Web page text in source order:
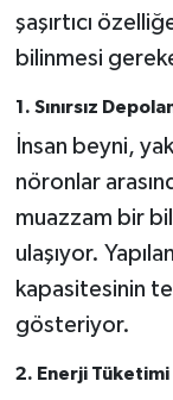
şaşırtıcı
bilinmesi
1. Sınırsız
İnsan beyni,
nöronlar
muazzam bir
ulaşıyor.
kapasitesinin
gösteriyor.
2. Enerji Tüketimi